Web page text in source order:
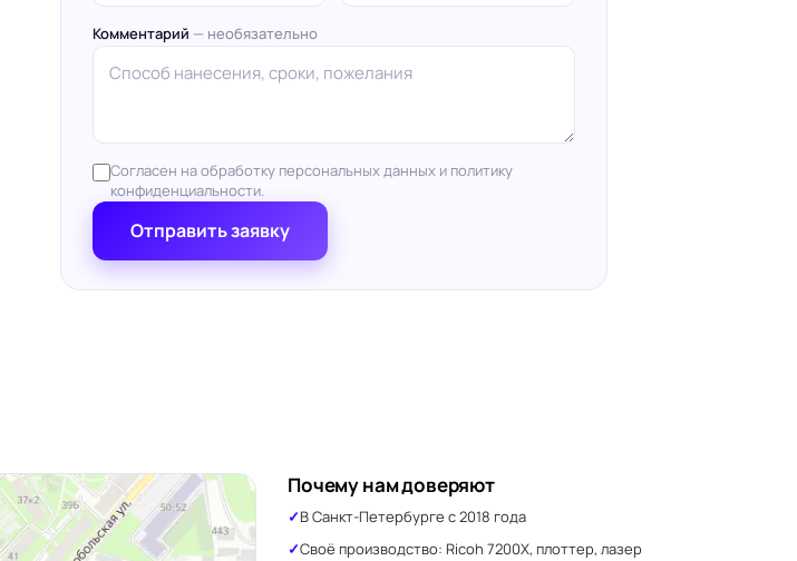
Комментарий — необязательно
Согласен на обработку персональных данных и политику
конфиденциальности.
Отправить заявку
Почему нам доверяют
В Санкт-Петербурге с 2018 года
Своё производство: Ricoh 7200X, плоттер, лазер